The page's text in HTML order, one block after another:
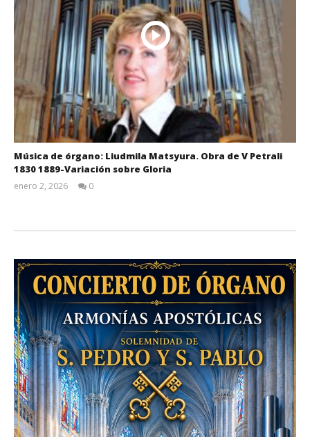
Música de órgano: Liudmila Matsyura. Obra de V Petrali
1830 1889-Variación sobre Gloria
enero 2, 2026
0